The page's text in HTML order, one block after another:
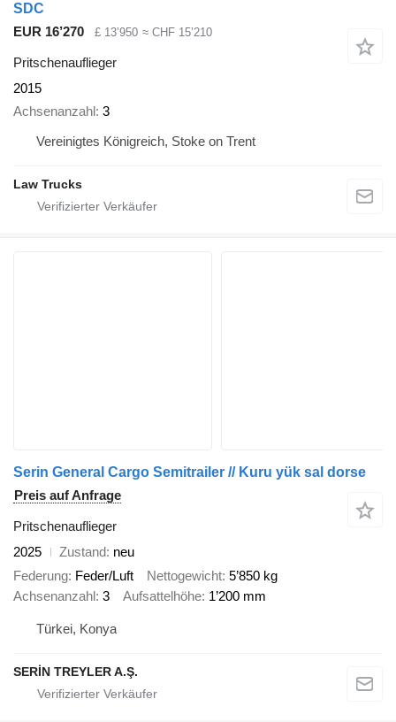
SDC
EUR 16’270
£ 13’950 ≈ CHF 15’210
Pritschenauflieger
2015
Achsenanzahl 3
Vereinigtes Königreich, Stoke on Trent
Law Trucks
Serin General Cargo Semitrailer // Kuru yük sal dorse
Preis auf Anfrage
Pritschenauflieger
2025
Zustand neu
Federung Feder/Luft Nettogewicht 5’850 kg
Achsenanzahl 3 Aufsattelhöhe 1’200 mm
Türkei, Konya
SERİN TREYLER A.Ş.